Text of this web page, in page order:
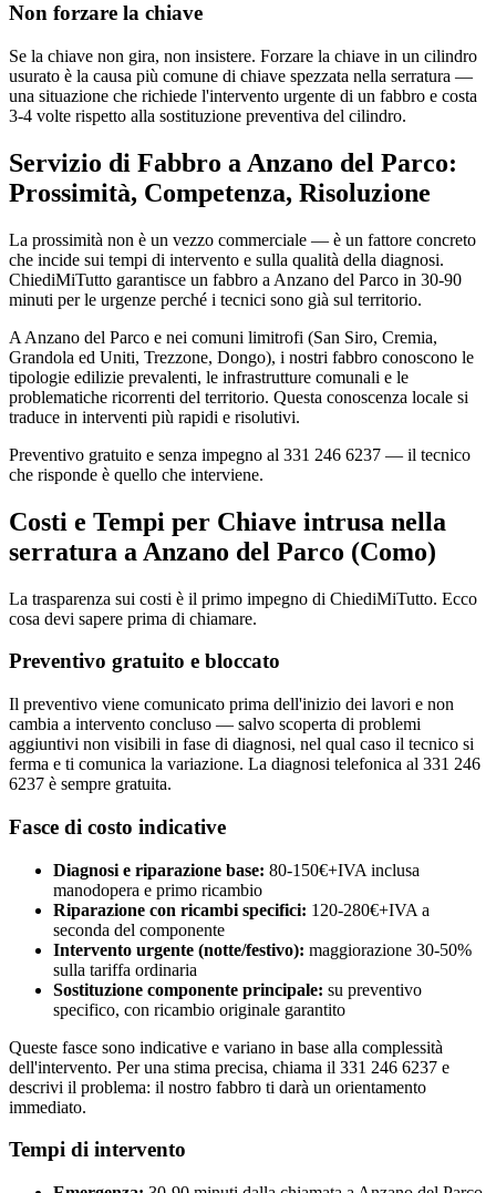
Non forzare la chiave
Se la chiave non gira, non insistere. Forzare la chiave in un cilindro
usurato è la causa più comune di chiave spezzata nella serratura —
una situazione che richiede l'intervento urgente di un fabbro e costa
3-4 volte rispetto alla sostituzione preventiva del cilindro.
Servizio di Fabbro a Anzano del Parco:
Prossimità, Competenza, Risoluzione
La prossimità non è un vezzo commerciale — è un fattore concreto
che incide sui tempi di intervento e sulla qualità della diagnosi.
ChiediMiTutto garantisce un fabbro a Anzano del Parco in 30-90
minuti per le urgenze perché i tecnici sono già sul territorio.
A Anzano del Parco e nei comuni limitrofi (San Siro, Cremia,
Grandola ed Uniti, Trezzone, Dongo), i nostri fabbro conoscono le
tipologie edilizie prevalenti, le infrastrutture comunali e le
problematiche ricorrenti del territorio. Questa conoscenza locale si
traduce in interventi più rapidi e risolutivi.
Preventivo gratuito e senza impegno al 331 246 6237 — il tecnico
che risponde è quello che interviene.
Costi e Tempi per Chiave intrusa nella
serratura a Anzano del Parco (Como)
La trasparenza sui costi è il primo impegno di ChiediMiTutto. Ecco
cosa devi sapere prima di chiamare.
Preventivo gratuito e bloccato
Il preventivo viene comunicato prima dell'inizio dei lavori e non
cambia a intervento concluso — salvo scoperta di problemi
aggiuntivi non visibili in fase di diagnosi, nel qual caso il tecnico si
ferma e ti comunica la variazione. La diagnosi telefonica al 331 246
6237 è sempre gratuita.
Fasce di costo indicative
Diagnosi e riparazione base: 80-150€+IVA inclusa
manodopera e primo ricambio
Riparazione con ricambi specifici: 120-280€+IVA a
seconda del componente
Intervento urgente (notte/festivo): maggiorazione 30-50%
sulla tariffa ordinaria
Sostituzione componente principale: su preventivo
specifico, con ricambio originale garantito
Queste fasce sono indicative e variano in base alla complessità
dell'intervento. Per una stima precisa, chiama il 331 246 6237 e
descrivi il problema: il nostro fabbro ti darà un orientamento
immediato.
Tempi di intervento